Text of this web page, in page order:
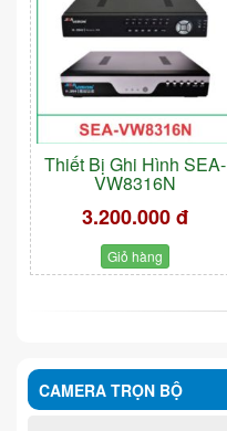
Thiết Bị Ghi Hình SEA-
VW8316N
3.200.000 đ
Giỏ hàng
CAMERA TRỌN BỘ